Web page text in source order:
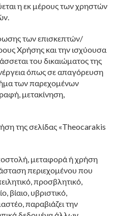
η εκ μέρους των χρηστών
των επισκεπτών/
Χρήσης και την ισχύουσα
του δικαιώματος της
όπως σε απαγόρευση
των παρεχομένων
μετακίνηση,
της σελίδας «Theocarakis
μεταφορά ή χρήση
περιεχομένου που
προσβλητικό,
βίαιο, υβριστικό,
παραβιάζει την